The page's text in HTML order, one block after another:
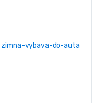
zimna-vybava-do-auta